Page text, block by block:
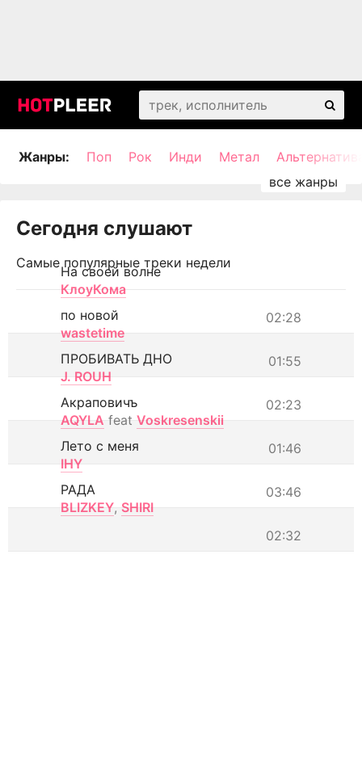
Жанры: Поп Рок Инди Метал
Сегодня слушают
Самые популярные треки недели
На своей волне
КлоуКома
02:28
по новой
wastetime
01:55
ПРОБИВАТЬ ДНО
J. ROUH
02:23
Акраповичъ
AQYLA feat Voskresenskii
01:46
Лето с меня
IHY
03:46
РАДА
BLIZKEY, SHIRI
02:32